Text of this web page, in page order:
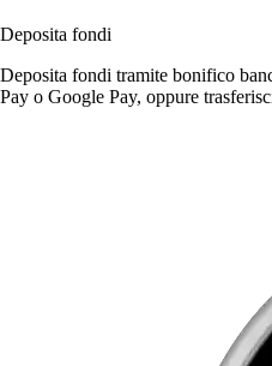
Deposita fondi
Deposita fondi tramite bonifico
Pay o Google Pay, oppure